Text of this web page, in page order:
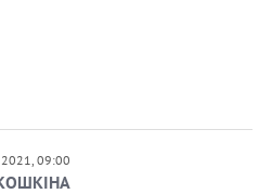
09:00